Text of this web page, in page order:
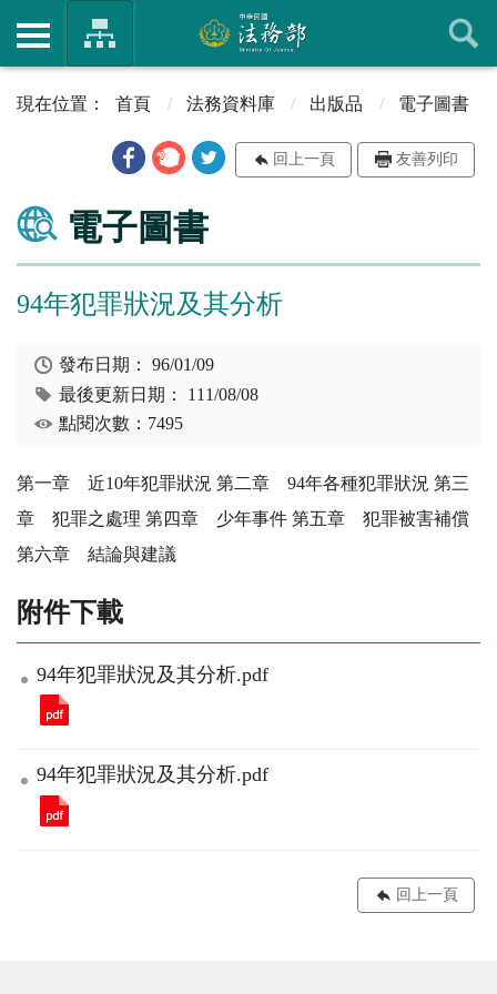
首頁 法務資料庫 出版品 電子圖書
回上一頁 友善列印
電子圖書
94年犯罪狀況及其分析
發布日期：96/01/09
最後更新日期： 111/08/08
點閱次數：7495
第一章 近10年犯罪狀況 第二章 94年各種犯罪狀況 第三
章 犯罪之處理 第四章 少年事件 第五章 犯罪被害補償
第六章 結論與建議
附件下載
94年犯罪狀況及其分析.pdf
94年犯罪狀況及其分析.pdf
回上一頁